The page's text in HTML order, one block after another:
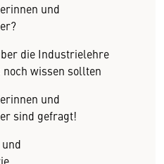
und
die Industrielehre
wissen sollten
und
sind gefragt!